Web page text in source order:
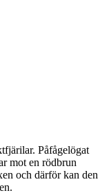
Påfågelögat
mot en rödbrun
och därför kan den